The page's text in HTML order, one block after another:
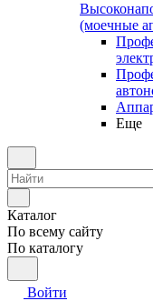
(моечные
Еще
Каталог
По всему сайту
По каталогу
Войти